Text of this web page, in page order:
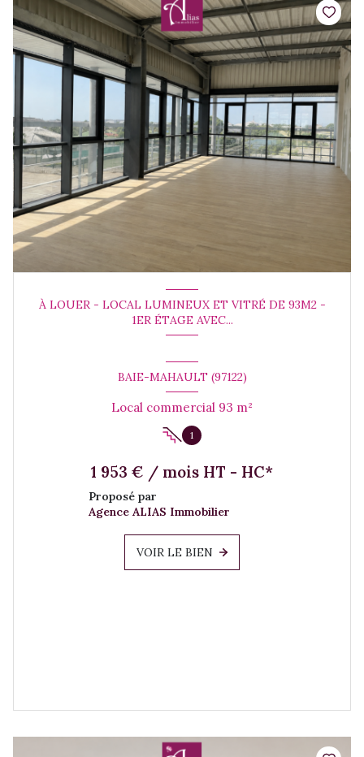
À LOUER - LOCAL LUMINEUX ET VITRÉ DE 93M2 -
1ER ÉTAGE AVEC...
BAIE-MAHAULT (97122)
Local commercial 93 m²
1
1 953 € / mois HT - HC*
Proposé par
Agence ALIAS Immobilier
VOIR LE BIEN